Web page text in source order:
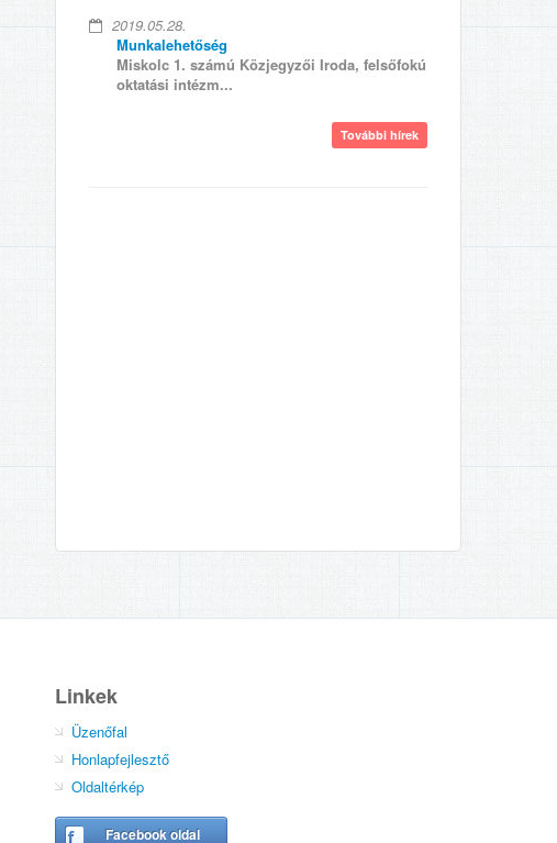
2019.05.28.
Munkalehetőség
Miskolc 1. számú Közjegyzői Iroda, felsőfokú
oktatási intézm...
További hírek
Linkek
Üzenőfal
Honlapfejlesztő
Oldaltérkép
Facebook oldal